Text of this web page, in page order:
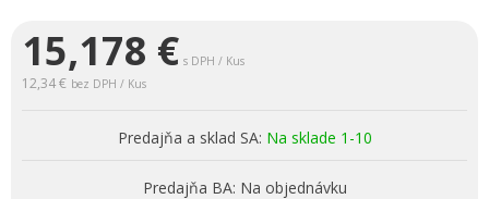
15,178 € s DPH / Kus
12,34 € bez DPH / Kus
Predajňa a sklad SA: Na sklade 1-10
Predajňa BA: Na objednávku